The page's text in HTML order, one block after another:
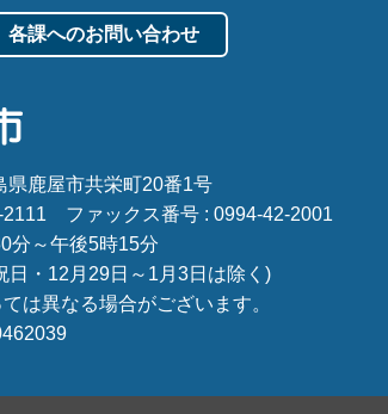
各課へのお問い合わせ
県鹿屋市共栄町20番1号
ファックス番号 : 0994-42-2001
分～午後5時15分
日・12月29日～1月3日は除く)
は異なる場合がございます。